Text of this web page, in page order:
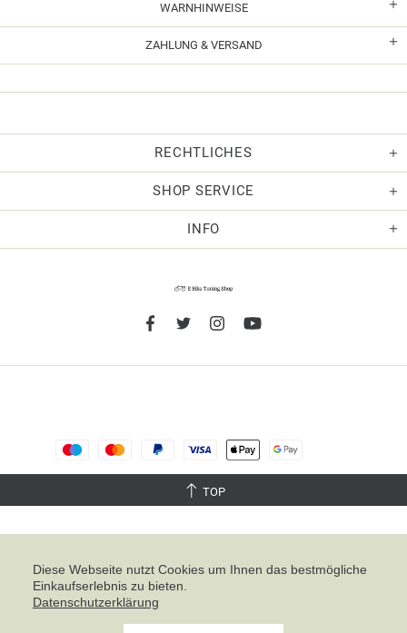
WARNHINWEISE
ZAHLUNG & VERSAND
RECHTLICHES
SHOP SERVICE
INFO
TOP
Noch sind keine Bewertungen vorhanden.
Diese Webseite nutzt Cookies um Ihnen das bestmögliche
Einkaufserlebnis zu bieten.
Datenschutzerklärung